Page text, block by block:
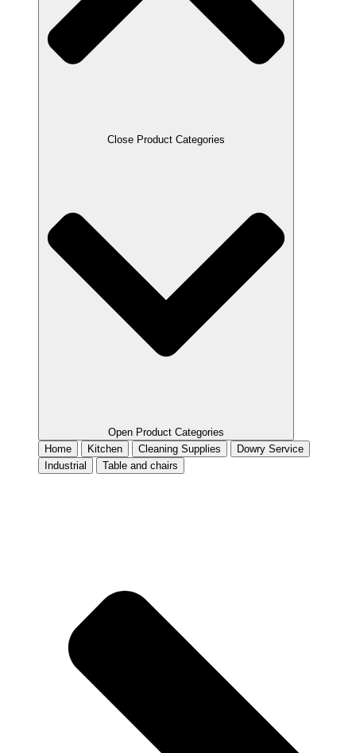
Close Product Categories
Open Product Categories
Home
Kitchen Cleaning Supplies
Dowry Service
Industrial
Table and chairs